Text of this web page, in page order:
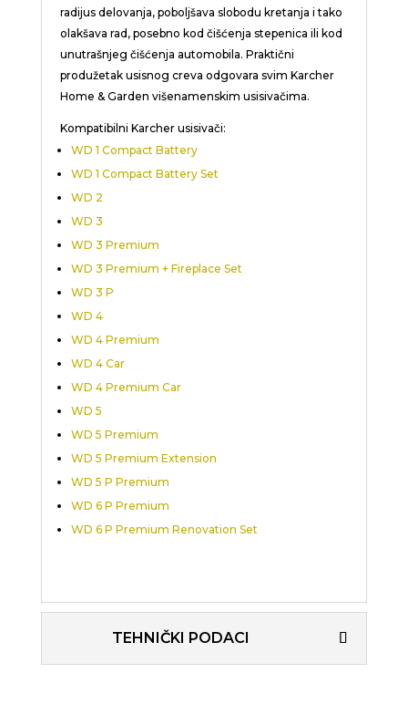
radijus delovanja, poboljšava slobodu kretanja i tako
olakšava rad, posebno kod čišćenja stepenica ili kod
unutrašnjeg čišćenja automobila. Praktični
produžetak usisnog creva odgovara svim Karcher
Home & Garden višenamenskim usisivačima.
Kompatibilni Karcher usisivači:
WD 1 Compact Battery
WD 1 Compact Battery Set
WD 2
WD 3
WD 3 Premium
WD 3 Premium + Fireplace Set
WD 3 P
WD 4
WD 4 Premium
WD 4 Car
WD 4 Premium Car
WD 5
WD 5 Premium
WD 5 Premium Extension
WD 5 P Premium
WD 6 P Premium
WD 6 P Premium Renovation Set
TEHNIČKI PODACI